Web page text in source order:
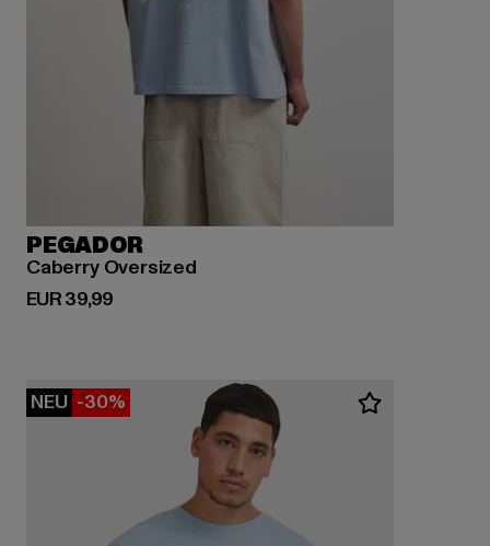
PEGADOR
Caberry Oversized
EUR 39,99
Derzeitiger Preis: EUR 39,99
NEU -30%